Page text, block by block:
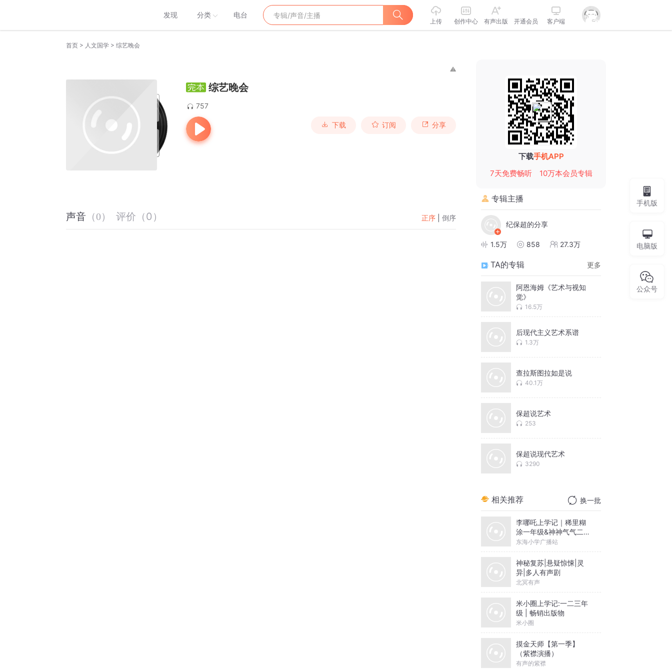
发现 分类 电台
上传 创作中心 有声出版 开通会员 客户端
首页 > 人文国学 > 综艺晚会
综艺晚会
757
下载 订阅 分享
声音 （0） 评价 （0 ） 正序 倒序
下载手机APP
7天免费畅听
10万本会员专辑
专辑主播
纪保超的分享
1.5万 858 27.3万
TA的专辑 更多
阿恩海姆《艺术与视知
觉》
16.5万
后现代主义艺术系谱
1.3万
查拉斯图拉如是说
40.1万
保超说艺术
253
保超说现代艺术
3290
相关推荐 换一批
李哪吒上学记｜稀里糊
涂一年级&神神气气二年
级
东海小学广播站
神秘复苏|悬疑惊悚|灵
异|多人有声剧
北冥有声
米小圈上学记:一二三年
级 | 畅销出版物
米小圈
摸金天师【第一季】
（紫襟演播）
有声的紫襟
手机版
电脑版
公众号